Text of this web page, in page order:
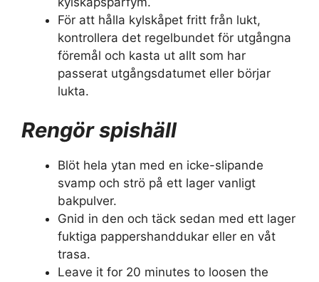
För att hålla kylskåpet fritt från lukt,
kontrollera det regelbundet för utgångna
föremål och kasta ut allt som har
passerat utgångsdatumet eller börjar
lukta.
Rengör spishäll
Blöt hela ytan med en icke-slipande
svamp och strö på ett lager vanligt
bakpulver.
Gnid in den och täck sedan med ett lager
fuktiga pappershanddukar eller en våt
trasa.
Leave it for 20 minutes to loosen the